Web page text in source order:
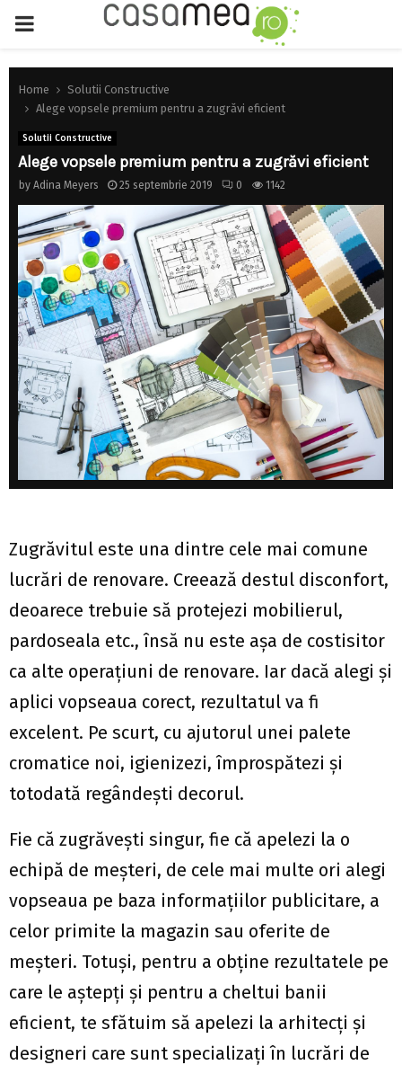
PRIMARY
MENU
Home
Solutii Constructive
Alege vopsele premium pentru a zugrăvi eficient
Solutii Constructive
Alege vopsele premium pentru a zugrăvi eficient
by Adina Meyers 25 septembrie 2019 0 1142
Zugrăvitul este una dintre cele mai comune
lucrări de renovare. Creează destul disconfort,
deoarece trebuie să protejezi mobilierul,
pardoseala etc., însă nu este aşa de costisitor
ca alte operaţiuni de renovare. Iar dacă alegi şi
aplici vopseaua corect, rezultatul va fi
excelent. Pe scurt, cu ajutorul unei palete
cromatice noi, igienizezi, împrospătezi şi
totodată regândești decorul.
Fie că zugrăvești singur, fie că apelezi la o
echipă de meşteri, de cele mai multe ori alegi
vopseaua pe baza informaţiilor publicitare, a
celor primite la magazin sau oferite de
meşteri. Totuşi, pentru a obţine rezultatele pe
care le aştepţi şi pentru a cheltui banii
eficient, te sfătuim să apelezi la arhitecţi şi
designeri care sunt specializaţi în lucrări de